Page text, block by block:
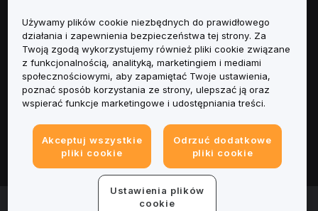
Informacje
Usługi
Obsługa Klienta
Informacje prawne
© 2025-2026 Bybit.eu. Wszystkie prawa zastrzeżone.
Używamy plików cookie niezbędnych do prawidłowego
działania i zapewnienia bezpieczeństwa tej strony. Za
Twoją zgodą wykorzystujemy również pliki cookie związane
z funkcjonalnością, analityką, marketingiem i mediami
społecznościowymi, aby zapamiętać Twoje ustawienia,
poznać sposób korzystania ze strony, ulepszać ją oraz
wspierać funkcje marketingowe i udostępniania treści.
Akceptuj wszystkie
pliki cookie
Odrzuć dodatkowe
pliki cookie
Ustawienia plików
cookie